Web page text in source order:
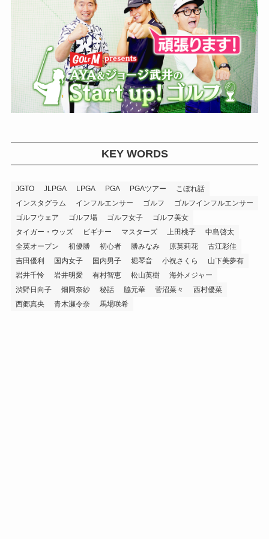
KEY WORDS
JGTO JLPGA LPGA PGA PGAツアー
こぼれ話
インスタグラム
インフルエンサー ゴルフ
ゴルフインフルエンサー
ゴルフウェア
ゴルフ場 ゴルフ女子
ゴルフ美女
タイガー・ウッズ
ビギナー マスターズ 上田桃子
中島啓太
全英オープン
初優勝 初心者 勝みなみ 原英莉花
古江彩佳
吉田優利
国内女子 国内男子 堀琴音 小祝さくら
山下美夢有
岩井千怜
岩井明愛 有村智恵 松山英樹
海外メジャー
渋野日向子
畑岡奈紗 秘話 脇元華 菅沼菜々
西村優菜
西郷真央
青木瀬令奈 馬場咲希